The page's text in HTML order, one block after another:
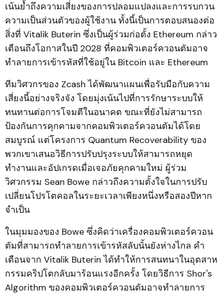
เน้นย้ำถึงความเสี่ยงของการปลอมแปลงและการรบกวน
ความเป็นส่วนตัวของผู้ใช้งาน ทั้งนี้เป็นการตอบสนองต่อ
สิ่งที่ Vitalik Buterin ซึ่งเป็นผู้ร่วมก่อตั้ง Ethereum กล่าว
เตือนถึงโอกาสในปี 2028 ที่คอมพิวเตอร์ควอนตัมอาจ
ทำลายการเข้ารหัสที่ใช้อยู่ใน Bitcoin และ Ethereum
ทีมวิศวกรของ Zcash ได้พัฒนาแผนเพื่อรับมือกับความ
เสี่ยงนี้อย่างจริงจัง โดยมุ่งเน้นไปที่การรักษาระบบให้
ทนทานต่อการโจมตีในอนาคต ขณะที่ยังไม่สามารถ
ป้องกันการคุกคามจากคอมพิวเตอร์ควอนตัมได้โดย
สมบูรณ์ แต่โครงการ Quantum Recoverability ของ
พวกเขาเสนอวิธีการปรับปรุงระบบให้สามารถหยุด
ทำงานและอัปเกรดเมื่อเจอภัยคุกคามใหม่ ผู้ร่วม
วิศวกรรม Sean Bowe กล่าวถึงความตั้งใจในการปรับ
เปลี่ยนโปรโตคอลในระยะเวลาเพียงหนึ่งหรือสองปีหาก
จำเป็น
ในมุมมองของ Bowe ซึ่งคิดว่าเครื่องคอมพิวเตอร์ควอน
ตัมที่สามารถทำลายการเข้ารหัสลับนั้นยังห่างไกล คำ
เตือนจาก Vitalik Buterin ได้ทำให้การสนทนาในอุตสาห
กรรมคริปโตกลับมาร้อนแรงอีกครั้ง โดยวิธีการ Shor's
Algorithm ของคอมพิวเตอร์ควอนตัมอาจทำลายการ